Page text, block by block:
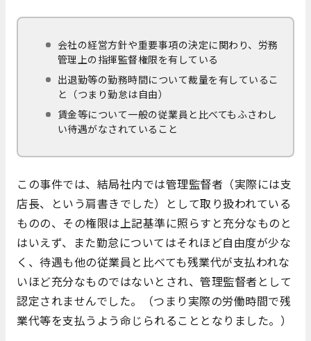
会社の経営方針や重要事項の決定に関わり、労務
管理上の指揮監督権限を有している
出退勤等の勤務時間について裁量を有しているこ
と（つまり勤怠は自由）
賃金等について一般の従業員と比べてもふさわし
い待遇がなされていること
この事件では、結局社内では管理監督者（実際には支
店長、という肩書きでした）として取り扱われている
ものの、その権限は上記基準に照らすと充分なものと
はいえず、また勤怠についてはそれほど自由度が少な
く、待遇も他の従業員と比べても残業代が支払われな
いほど充分なものではないとされ、管理監督者として
認定されませんでした。（つまり実際の労働時間で残
業代等を支払うよう命じられることとなりました。）